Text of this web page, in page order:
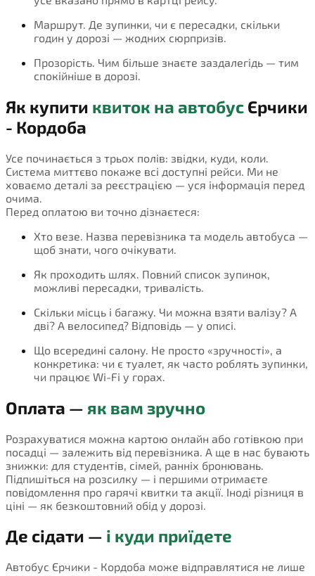
Маршрут. Де зупинки, чи є пересадки, скільки
годин у дорозі — жодних сюрпризів.
Прозорість. Чим більше знаєте заздалегідь — тим
спокійніше в дорозі.
Як купити квиток на автобус Єрчики
- Кордоба
Усе починається з трьох полів: звідки, куди, коли.
Система миттєво покаже всі доступні рейси. Ми не
ховаємо деталі за реєстрацією — уся інформація перед
очима.
Перед оплатою ви точно дізнаєтеся:
Хто везе. Назва перевізника та модель автобуса —
щоб знати, чого очікувати.
Як проходить шлях. Повний список зупинок,
можливі пересадки, тривалість.
Скільки місць і багажу. Чи можна взяти валізу? А
дві? А велосипед? Відповідь — у описі.
Що всередині салону. Не просто «зручності», а
конкретика: чи є туалет, як часто роблять зупинки,
чи працює Wi-Fi у горах.
Оплата — як вам зручно
Розрахуватися можна картою онлайн або готівкою при
посадці — залежить від перевізника. А ще в нас бувають
знижки: для студентів, сімей, ранніх бронювань.
Підпишіться на розсилку — і першими отримаєте
повідомлення про гарячі квитки та акції. Іноді різниця в
ціні — як безкоштовний обід у дорозі.
Де сідати — і куди приїдете
Автобус Єрчики - Кордоба може відправлятися не лише